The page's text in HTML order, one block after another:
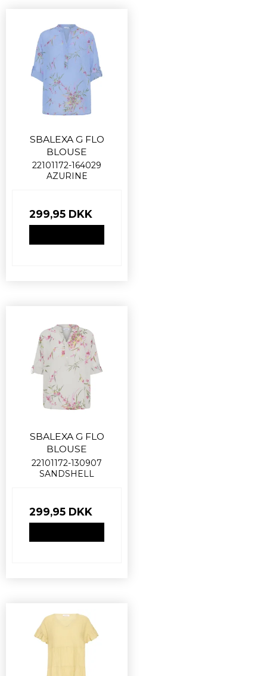
SBALEXA G FLO
BLOUSE
22101172-164029
AZURINE
299,95 DKK
SBALEXA G FLO
BLOUSE
22101172-130907
SANDSHELL
299,95 DKK